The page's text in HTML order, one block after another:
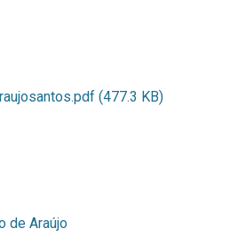
(477.3 KB)
de Araújo